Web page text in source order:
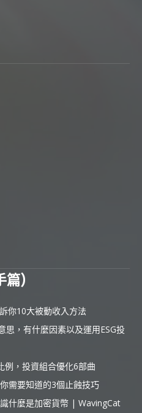
篇)
你10大被動收入方法
思，有什麼因素以及運用ESG投
例，投資組合優化6部曲
需要知道的3個止蝕技巧
什麼是加密貨幣 | WavingCat